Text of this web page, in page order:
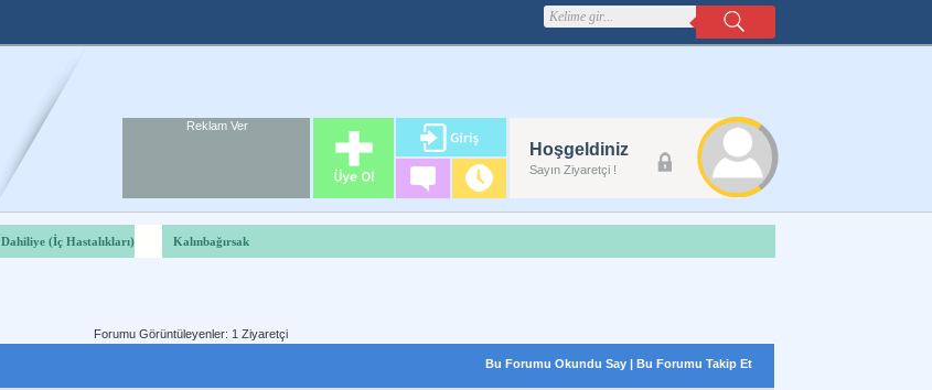
Hoşgeldiniz
Sayın Ziyaretçi !
Reklam Ver
Forum
Reklam Alanı
Dahiliye (İç Hastalıkları) Kalınbağırsak
Forumu Görüntüleyenler: 1 Ziyaretçi
Bu Forumu Okundu Say | Bu Forumu Takip Et